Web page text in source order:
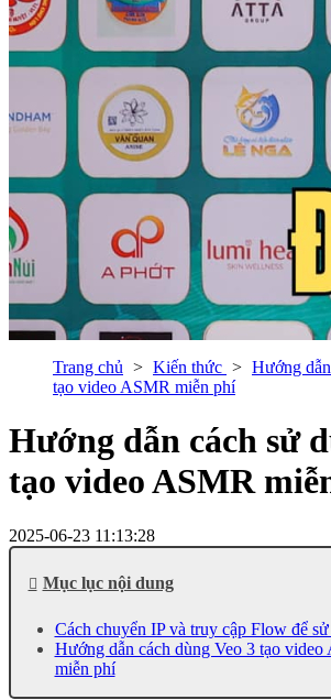
Trang chủ Kiến thức
Hướng
tạo video ASMR miễn phí
Hướng dẫn cách sử
tạo video ASMR
2025-06-23 11:13:28
Mục lục nội dung
Cách chuyển IP và truy cập Flow để
Hướng dẫn cách dùng Veo 3 tạo video
miễn phí